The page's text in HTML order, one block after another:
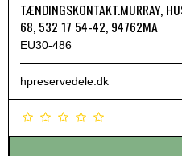
TÆNDINGSKONTAKT.MURRAY,
68, 532 17 54-42, 94762MA
EU30-486
hpreservedele.dk